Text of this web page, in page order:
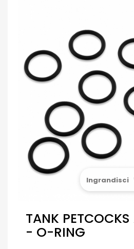
Ingrandisci
TANK
- O-RING